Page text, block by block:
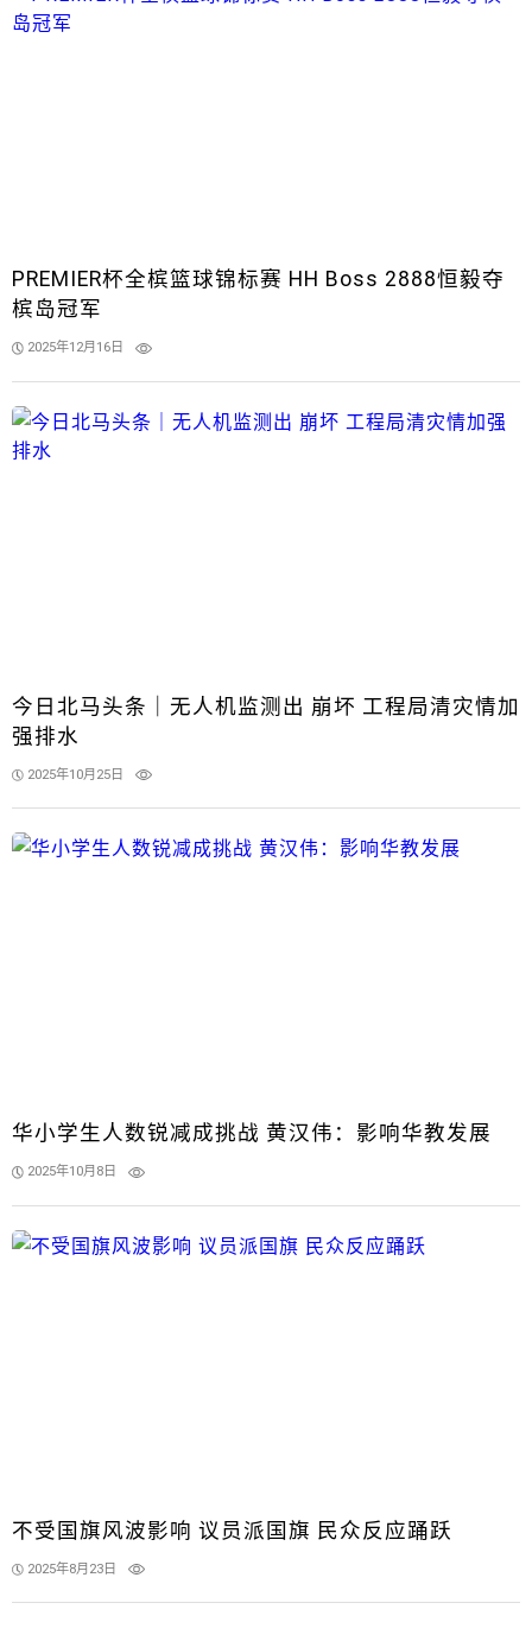
PREMIER杯全槟篮球锦标赛 HH Boss 2888恒毅夺
槟岛冠军
2025年12月16日
今日北马头条｜无人机监测出 崩坏 工程局清灾情加
强排水
2025年10月25日
华小学生人数锐减成挑战 黄汉伟：影响华教发展
2025年10月8日
不受国旗风波影响 议员派国旗 民众反应踊跃
2025年8月23日